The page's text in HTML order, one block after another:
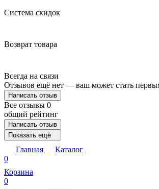
Система скидок
Возврат товара
Всегда на связи
Отзывов ещё нет — ваш может стать
Написать отзыв
Все отзывы 0
общий рейтинг
Написать отзыв
Показать ещё
Главная
Каталог
0
Корзина
0